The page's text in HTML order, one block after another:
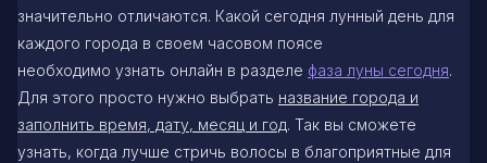
значительно отличаются. Какой сегодня лунный день для
каждого города в своем часовом поясе
необходимо узнать онлайн в разделе фаза луны сегодня.
Для этого просто нужно выбрать название города и
заполнить время, дату, месяц и год. Так вы сможете
узнать, когда лучше стричь волосы в благоприятные для